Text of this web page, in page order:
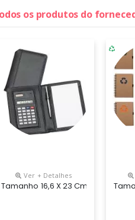
os produtos do
Material 100%Própria, Blocos
Do Seu Jeito.
Ver + Detalhes
Tamanho 16,6 X 23 Cm. Bloco